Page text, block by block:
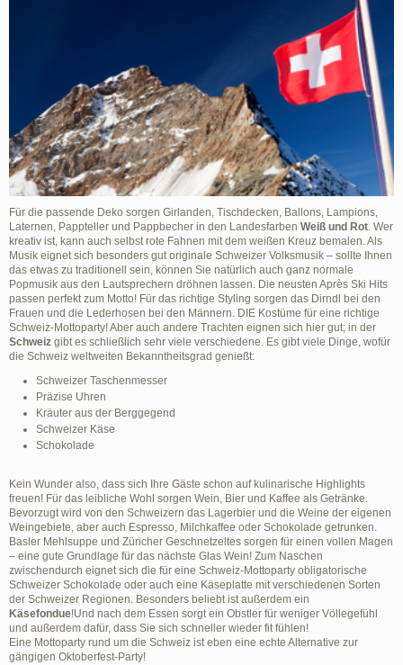
Für die passende Deko sorgen Girlanden, Tischdecken, Ballons, Lampions,
Laternen, Pappteller und Pappbecher in den Landesfarben Weiß und Rot. Wer
kreativ ist, kann auch selbst rote Fahnen mit dem weißen Kreuz bemalen. Als
Musik eignet sich besonders gut originale Schweizer Volksmusik – sollte Ihnen
das etwas zu traditionell sein, können Sie natürlich auch ganz normale
Popmusik aus den Lautsprechern dröhnen lassen. Die neusten Après Ski Hits
passen perfekt zum Motto! Für das richtige Styling sorgen das Dirndl bei den
Frauen und die Lederhosen bei den Männern. DIE Kostüme für eine richtige
Schweiz-Mottoparty! Aber auch andere Trachten eignen sich hier gut; in der
Schweiz gibt es schließlich sehr viele verschiedene. Es gibt viele Dinge, wofür
die Schweiz weltweiten Bekanntheitsgrad genießt:
Schweizer Taschenmesser
Präzise Uhren
Kräuter aus der Berggegend
Schweizer Käse
Schokolade
Kein Wunder also, dass sich Ihre Gäste schon auf kulinarische Highlights
freuen! Für das leibliche Wohl sorgen Wein, Bier und Kaffee als Getränke.
Bevorzugt wird von den Schweizern das Lagerbier und die Weine der eigenen
Weingebiete, aber auch Espresso, Milchkaffee oder Schokolade getrunken.
Basler Mehlsuppe und Züricher Geschnetzeltes sorgen für einen vollen Magen
– eine gute Grundlage für das nächste Glas Wein! Zum Naschen
zwischendurch eignet sich die für eine Schweiz-Mottoparty obligatorische
Schweizer Schokolade oder auch eine Käseplatte mit verschiedenen Sorten
der Schweizer Regionen. Besonders beliebt ist außerdem ein
Käsefondue!Und nach dem Essen sorgt ein Obstler für weniger Völlegefühl
und außerdem dafür, dass Sie sich schneller wieder fit fühlen!
Eine Mottoparty rund um die Schweiz ist eben eine echte Alternative zur
gängigen Oktoberfest-Party!